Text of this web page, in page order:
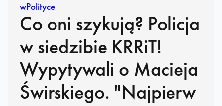
wPolityce
Co oni szykują? Policja
w siedzibie KRRiT!
Wypytywali o Macieja
Świrskiego. "Najpierw